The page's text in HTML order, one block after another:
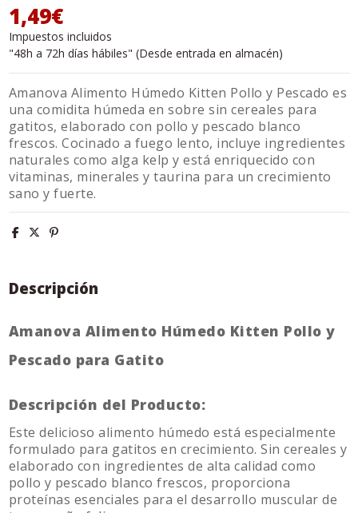
1,49€
Impuestos incluidos
"48h a 72h días hábiles" (Desde entrada en almacén)
Amanova Alimento Húmedo Kitten Pollo y Pescado es
una comidita húmeda en sobre sin cereales para
gatitos, elaborado con pollo y pescado blanco
frescos. Cocinado a fuego lento, incluye ingredientes
naturales como alga kelp y está enriquecido con
vitaminas, minerales y taurina para un crecimiento
sano y fuerte.
Descripción
Amanova Alimento Húmedo Kitten Pollo y
Pescado para Gatito
Descripción del Producto:
Este delicioso alimento húmedo está especialmente
formulado para gatitos en crecimiento. Sin cereales y
elaborado con ingredientes de alta calidad como
pollo y pescado blanco frescos, proporciona
proteínas esenciales para el desarrollo muscular de